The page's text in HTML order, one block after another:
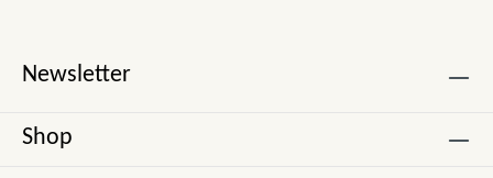
Newsletter
Shop